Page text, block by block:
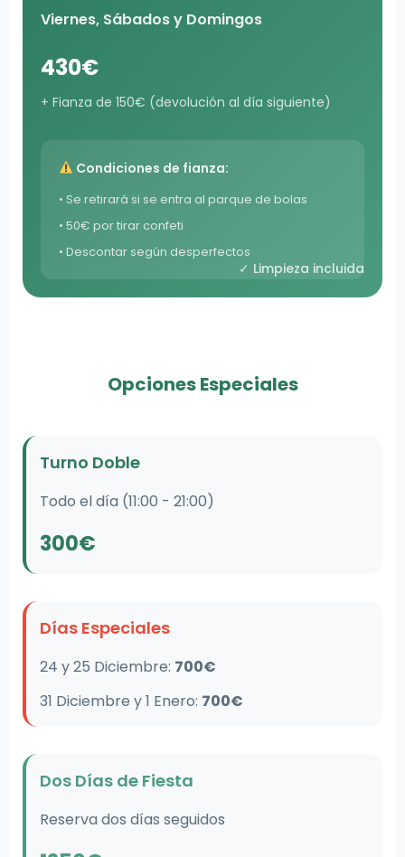
Viernes, Sábados y Domingos
430€
+ Fianza de 150€ (devolución al día siguiente)
Condiciones de fianza:
• Se retirará si se entra al parque de bolas
• 50€ por tirar confeti
• Descontar según desperfectos
✓ Limpieza incluida
Opciones Especiales
Turno Doble
Todo el día (11:00 - 21:00)
300€
Días Especiales
24 y 25 Diciembre: 700€
31 Diciembre y 1 Enero: 700€
Dos Días de Fiesta
Reserva dos días seguidos